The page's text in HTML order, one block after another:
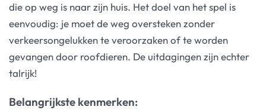
die op weg is naar zijn huis. Het doel van het spel is
eenvoudig: je moet de weg oversteken zonder
verkeersongelukken te veroorzaken of te worden
gevangen door roofdieren. De uitdagingen zijn echter
talrijk!
Belangrijkste kenmerken: